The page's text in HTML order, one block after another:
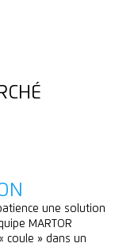
une solution
MARTOR
coule » dans un